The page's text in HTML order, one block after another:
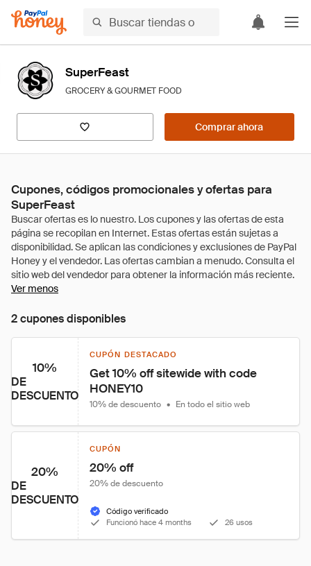
SuperFeast
GROCERY & GOURMET FOOD
Comprar ahora
Cupones, códigos promocionales y ofertas para
SuperFeast
Ver menos
2 cupones disponibles
10%
DE
DESCUENTO
CUPÓN DESTACADO
Get 10% off sitewide with code
HONEY10
10% de descuento • En todo el sitio web
20%
DE
DESCUENTO
CUPÓN
20% off
20% de descuento
Código verificado
Funcionó hace 4 months
26 usos